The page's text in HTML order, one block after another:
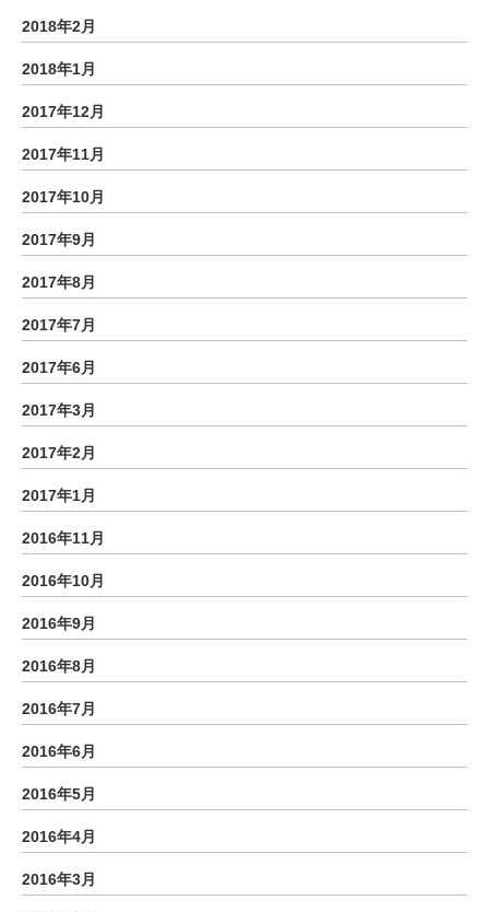
2018年2月
2018年1月
2017年12月
2017年11月
2017年10月
2017年9月
2017年8月
2017年7月
2017年6月
2017年3月
2017年2月
2017年1月
2016年11月
2016年10月
2016年9月
2016年8月
2016年7月
2016年6月
2016年5月
2016年4月
2016年3月